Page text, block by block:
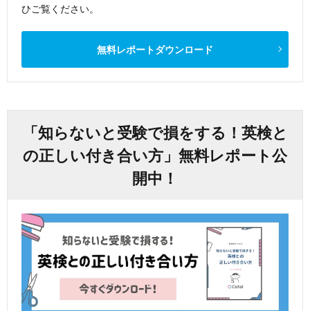
ひご覧ください。
無料レポートダウンロード
「知らないと受験で損をする！英検と
の正しい付き合い方」無料レポート公
開中！